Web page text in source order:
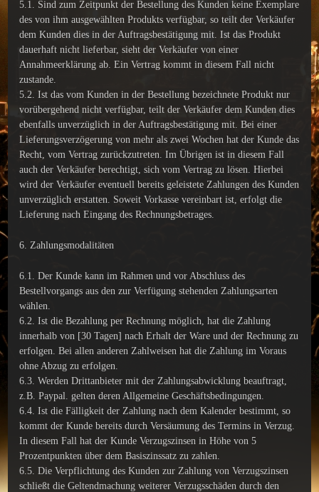
5.1. Sind zum Zeitpunkt der Bestellung des Kunden keine Exemplare
des von ihm ausgewählten Produkts verfügbar, so teilt der Verkäufer
dem Kunden dies in der Auftragsbestätigung mit. Ist das Produkt
dauerhaft nicht lieferbar, sieht der Verkäufer von einer
Annahmeerklärung ab. Ein Vertrag kommt in diesem Fall nicht
zustande.
5.2. Ist das vom Kunden in der Bestellung bezeichnete Produkt nur
vorübergehend nicht verfügbar, teilt der Verkäufer dem Kunden dies
ebenfalls unverzüglich in der Auftragsbestätigung mit. Bei einer
Lieferungsverzögerung von mehr als zwei Wochen hat der Kunde das
Recht, vom Vertrag zurückzutreten. Im Übrigen ist in diesem Fall
auch der Verkäufer berechtigt, sich vom Vertrag zu lösen. Hierbei
wird der Verkäufer eventuell bereits geleistete Zahlungen des Kunden
unverzüglich erstatten. Soweit Vorkasse vereinbart ist, erfolgt die
Lieferung nach Eingang des Rechnungsbetrages.
6. Zahlungsmodalitäten
6.1. Der Kunde kann im Rahmen und vor Abschluss des
Bestellvorgangs aus den zur Verfügung stehenden Zahlungsarten
wählen.
6.2. Ist die Bezahlung per Rechnung möglich, hat die Zahlung
innerhalb von [30 Tagen] nach Erhalt der Ware und der Rechnung zu
erfolgen. Bei allen anderen Zahlweisen hat die Zahlung im Voraus
ohne Abzug zu erfolgen.
6.3. Werden Drittanbieter mit der Zahlungsabwicklung beauftragt,
z.B. Paypal. gelten deren Allgemeine Geschäftsbedingungen.
6.4. Ist die Fälligkeit der Zahlung nach dem Kalender bestimmt, so
kommt der Kunde bereits durch Versäumung des Termins in Verzug.
In diesem Fall hat der Kunde Verzugszinsen in Höhe von 5
Prozentpunkten über dem Basiszinssatz zu zahlen.
6.5. Die Verpflichtung des Kunden zur Zahlung von Verzugszinsen
schließt die Geltendmachung weiterer Verzugsschäden durch den